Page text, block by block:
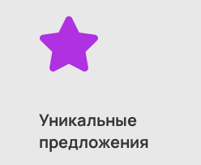
Увлекательная история
первых минут и не
Роскошь, красочность,
сцене мгновенно погрузят
Уникальные
предложения